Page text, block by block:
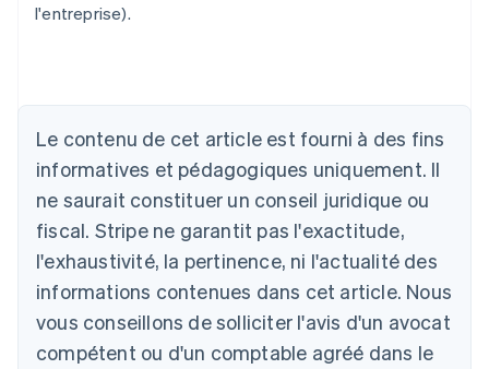
l'entreprise).
Le contenu de cet article est fourni à des fins
informatives et pédagogiques uniquement. Il
ne saurait constituer un conseil juridique ou
fiscal. Stripe ne garantit pas l'exactitude,
l'exhaustivité, la pertinence, ni l'actualité des
informations contenues dans cet article. Nous
vous conseillons de solliciter l'avis d'un avocat
compétent ou d'un comptable agréé dans le
DeutschEnglish
Australie
English
Autriche
DeutschEnglish
NederlandsFrançaisDeutsch English
Brésil
Português
Bulgarie
English
Canada